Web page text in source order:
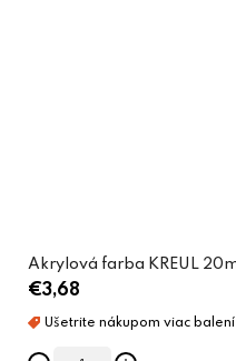
Akrylová farba KREUL
€3,68